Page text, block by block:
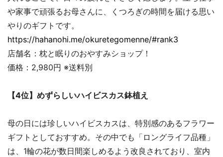
や家事で頑張るお母さんに、くつろぎの時間を届ける思い
やりのギフトです。
https://hahanohi.me/okuretegomenne/#rank3
店舗名：枕と眠りのおやすみショップ！
価格：2,980円 ※送料別
【4位】めずらしいハイビスカス鉢植え
母の日には珍しいハイビスカスは、特別感のあるフラワー
ギフトとしておすすめ。その中でも「ロングライフ品種」
は、1輪の花が数日間楽しめるよう改良されており、室内